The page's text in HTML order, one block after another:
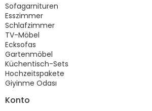
Sofagarnituren
Esszimmer
Schlafzimmer
TV-Möbel
Ecksofas
Gartenmöbel
Küchentisch-Sets
Hochzeitspakete
Giyinme Odası
Konto